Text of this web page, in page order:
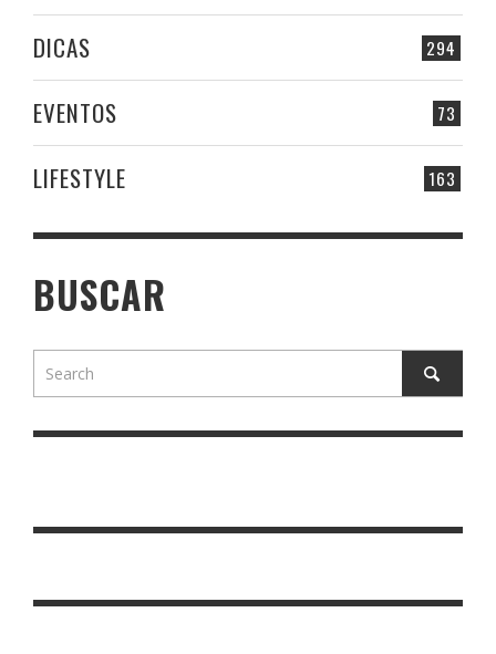
294
DICAS
73
EVENTOS
163
LIFESTYLE
BUSCAR